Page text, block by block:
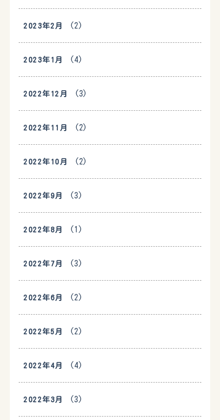
2023年2月 (2)
2023年1月 (4)
2022年12月 (3)
2022年11月 (2)
2022年10月 (2)
2022年9月 (3)
2022年8月 (1)
2022年7月 (3)
2022年6月 (2)
2022年5月 (2)
2022年4月 (4)
2022年3月 (3)